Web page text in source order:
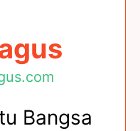
Bangsa